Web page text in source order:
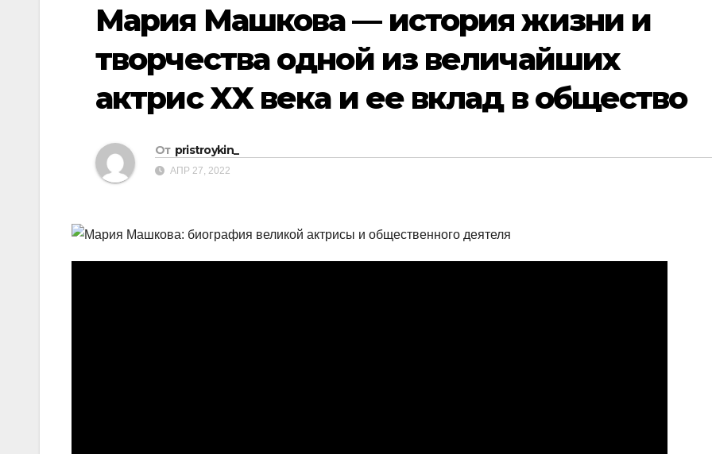
Мария Машкова — история жизни и
творчества одной из величайших
актрис XX века и ее вклад в общество
От pristroykin_
АПР 27, 2022